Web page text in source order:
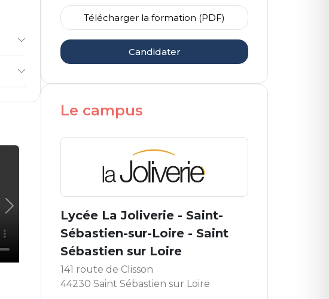
Télécharger la formation (PDF)
Candidater
Le campus
Lycée La Joliverie - Saint-
Sébastien-sur-Loire - Saint
Sébastien sur Loire
141 route de Clisson
44230 Saint Sébastien sur Loire